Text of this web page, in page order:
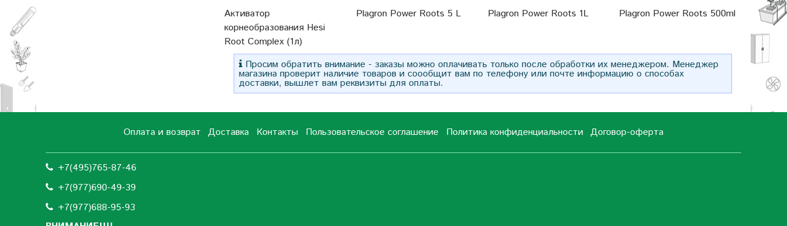
Активатор
корнеобразования Hesi
Root Complex (1л)
Plagron Power Roots 5 L Plagron Power Roots 1L Plagron Power Roots 500ml
Просим обратить внимание - заказы можно оплачивать только после обработки их менеджером. Менеджер
магазина проверит наличие товаров и соообщит вам по телефону или почте информацию о способах
доставки, вышлет вам реквизиты для оплаты.
Оплата и возврат Доставка Контакты Пользовательское соглашение Политика конфиденциальности Договор-оферта
+7(495)765-87-46
+7(977)690-49-39
+7(977)688-95-93